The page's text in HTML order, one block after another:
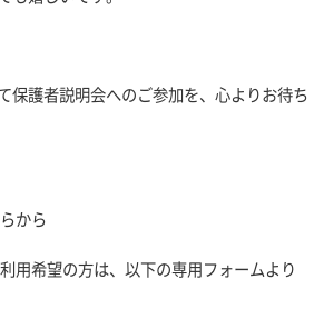
保護者説明会へのご参加を、心よりお待ち
から
用希望の方は、以下の専用フォームより